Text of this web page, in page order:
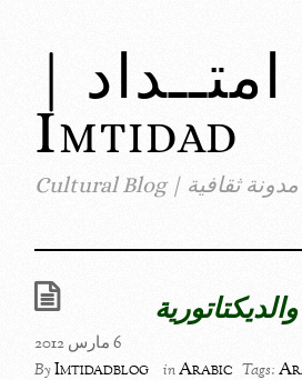
امتــداد |
Imtidad
مدونة ثقافية | Cultural Blog
6 مارس 2012
ByImtidadblog inArabic Tags: